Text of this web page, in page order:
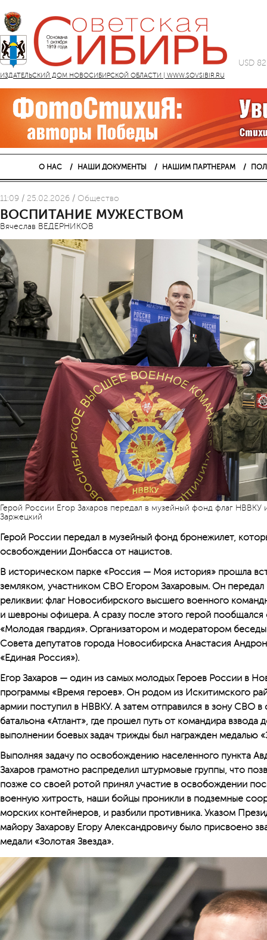
ИЗДАТЕЛЬСКИЙ ДОМ НОВОСИБИРСКОЙ ОБЛАСТИ | WWW.SOVSIBIR.RU
USD
О НАС НАШИ ДОКУМЕНТЫ НАШИМ ПАРТНЕРАМ
11:09 / 25.02.2026 / Общество
ВОСПИТАНИЕ МУЖЕСТВОМ
Вячеслав ВЕДЕРНИКОВ
Герой России Егор Захаров передал в музейный фонд флаг
Заржецкий
Герой России передал в музейный фонд бронежилет,
освобождении Донбасса от нацистов.
В историческом парке «Россия — Моя история» прошла
земляком, участником СВО Егором Захаровым. Он
реликвии: флаг Новосибирского высшего военного
и шевроны офицера. А сразу после этого герой
«Молодая гвардия». Организатором и модератором
Совета депутатов города Новосибирска Анастасия
«Единая Россия»).
Егор Захаров — один из самых молодых Героев России в
программы «Время героев». Он родом из Искитимского
армии поступил в НВВКУ. А затем отправился в зону СВО
батальона «Атлант», где прошел путь от командира взвода
выполнении боевых задач трижды был награжден медалью
Выполняя задачу по освобождению населенного пункта
Захаров грамотно распределил штурмовые группы, что
позже со своей ротой принял участие в освобождении
военную хитрость, наши бойцы проникли в подземные
морских контейнеров, и разбили противника. Указом
майору Захарову Егору Александровичу было присвоено
медали «Золотая Звезда».